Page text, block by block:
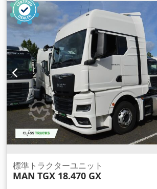
変速方式:オートマチック, 排出クラス:ユー
シリンダー数:
6, 排気量:12,419 cm³, ステ
位置:左, 装備:パワーステアリング, 整備記録
標準トラクターユニット
MAN TGX 18.470 GX